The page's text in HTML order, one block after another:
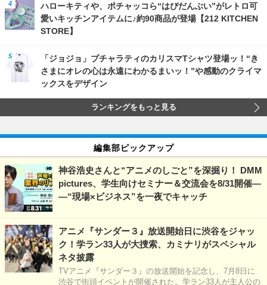
ハローキティや、ポチャッコら“はぴだんぶい”がレトロ可
愛いキッチンアイテムに♪約90商品が登場【212 KITCHEN
STORE】
「ジョジョ」ブチャラティのカリスマTシャツ登場ッ！“き
さまにオレの心は永遠にわかるまいッ！”や感動のクライマ
ックスをデザイン
ランキングをもっと見る
編集部ピックアップ
神谷浩史さんと“アニメのしごと”を深掘り！ DMM
pictures、学生向けセミナー＆交流会を8/31開催―
―“現場×ビジネス”を一夜でキャッチ
アニメ『サンダー３』放送開始日に渋谷をジャッ
ク！学ラン33人が大捜索、カミナリがスペシャル
ネタ披露
TVアニメ『サンダー３』の放送開始を記念し、7月8日に
渋谷で街頭イベントが開催された。学ラン33人が主人公の